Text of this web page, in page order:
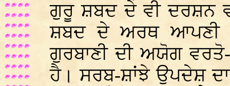
ਗੁਰੂ ਸ਼ਬਦ ਦੇ ਵੀ ਦਰਸ਼ਨ
ਸ਼ਬਦ ਦੇ ਅਰਥ ਆਪਣੀ
ਗੁਰਬਾਣੀ ਦੀ ਅਯੋਗ
ਹੈ। ਸਰਬ-ਸ਼ਾਂਝੇ ਉਪਦੇਸ਼ ਦਾ